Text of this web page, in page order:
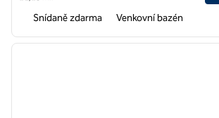
Snídaně zdarma Venkovní bazén
1 z 12